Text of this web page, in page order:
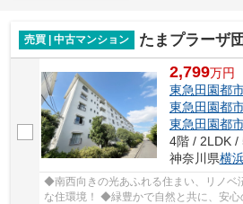
売買 | 中古マンション たまプラーザ
2,799万円
東急田園都
東急田園都
東急田園都
4階 / 2LDK /
神奈川県横
◆南西向きの光あふれる住まい、リノベ
な住環境！ ◆緑豊かで自然と共に、安心